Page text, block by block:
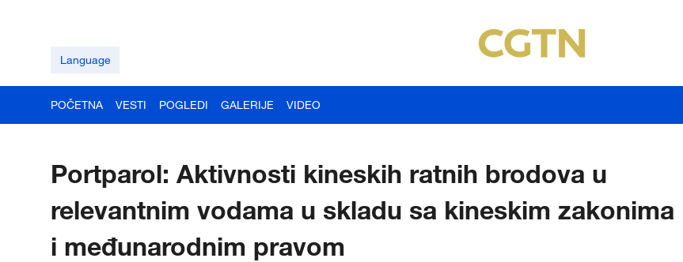
Language
POČETNA VESTI POGLEDI GALERIJE VIDEO
Portparol: Aktivnosti kineskih ratnih brodova u
relevantnim vodama u skladu sa kineskim zakonima
i međunarodnim pravom